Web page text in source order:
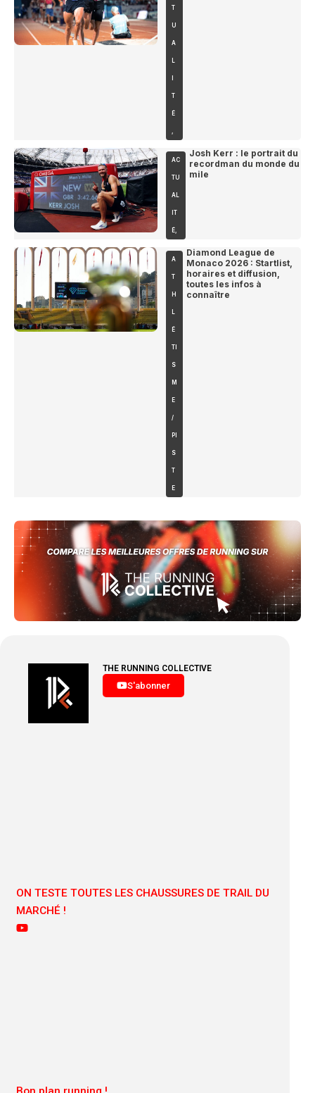
T
U
A
T
É
AC
TU
AL
IT
É
Josh Kerr : le portrait du
recordman du monde du
mile
A
T
H
É
TI
S
M
E
/
PI
S
T
E
Diamond League de
Monaco 2026 : Startlist,
horaires et diffusion,
toutes les infos à
connaître
THE RUNNING COLLECTIVE
S'abonner
ON TESTE TOUTES LES CHAUSSURES DE TRAIL DU
MARCHÉ !